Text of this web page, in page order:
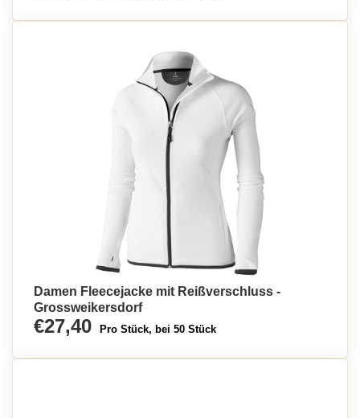
Damen Fleecejacke mit Reißverschluss -
Grossweikersdorf
€27,40 Pro Stück, bei 50 Stück